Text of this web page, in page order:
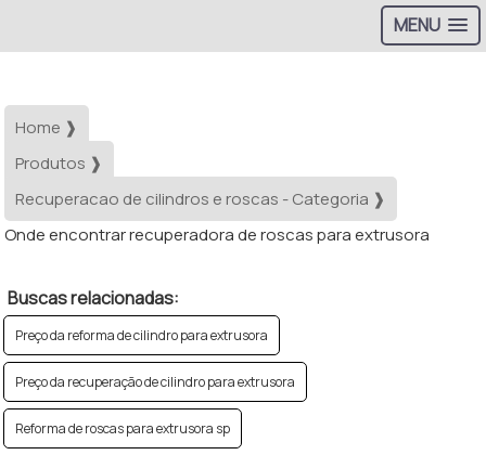
MENU
Home ❱
Produtos ❱
Recuperacao de cilindros e roscas - Categoria ❱
Onde encontrar recuperadora de roscas para extrusora
Buscas relacionadas:
Preço da reforma de cilindro para extrusora
Preço da recuperação de cilindro para extrusora
Reforma de roscas para extrusora sp